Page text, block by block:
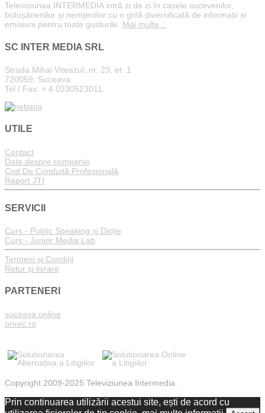
Televiziunea INTERMEDIA intră zi de zi în casele sucevenilor,
botoșănenilor și nemțenilor cu o grilă diversificată de informații și
emisiuni pentru toate gusturile. Mai multe...
SC INTER MEDIA SRL
Strada Mihai Viteazul, nr. 23, et. 1
720059, Suceava
Tel / Fax: + 4 0230523011
UTILE
Contact
Date despre companie
Cod De Conduită Profesională
Raport JTI
SERVICII
Curs - Public Speaking și Dicție
Curs - Junior Media Lab
Termeni și Condiții
Retur și livrare
PARTENERI
suceava.online
onrec.ro
Copyright 2009-2025 Televiziunea Intermedia.
Prin continuarea utilizării acestui site, ești de acord cu